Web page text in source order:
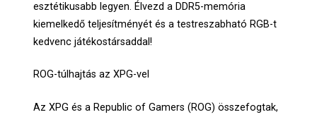
esztétikusabb legyen. Élvezd a DDR5-memória
kiemelkedő teljesítményét és a testreszabható RGB-t
kedvenc játékostársaddal!
ROG-túlhajtás az XPG-vel
Az XPG és a Republic of Gamers (ROG) összefogtak,